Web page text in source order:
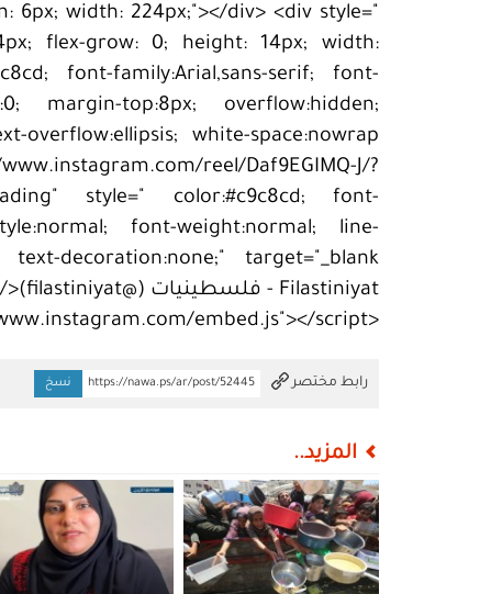
width: 224px;"></div> <div style="
flex-grow: 0; height: 14px; width:
font-family:Arial,sans-serif; font-
margin-top:8px; overflow:hidden;
reel/Daf9EGIMQ-J/?
style=" color:#c9c8cd; font-
font-weight:normal; line-
<script async src="//www.instagram.com/embed.js"></script>
رابط مختصر https://nawa.ps/ar/post/52445
تم النسخ نسخ
المزيد..